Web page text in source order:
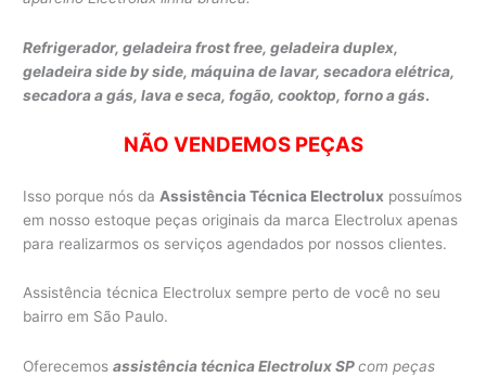
Refrigerador, geladeira frost free, geladeira duplex,
geladeira side by side,máquina de lavar,secadora elétrica,
secadora a gás, lava e seca,fogão, cooktop, forno a gás.
NÃO VENDEMOS PEÇAS
Isso porque nós da Assistência Técnica Electrolux possuímos
em nosso estoque peças originais da marca Electrolux apenas
para realizarmos os serviços agendados por nossos clientes.
Assistência técnica Electrolux sempre perto de você no seu
bairro em São Paulo.
Oferecemosassistência técnica Electrolux SPcom peças